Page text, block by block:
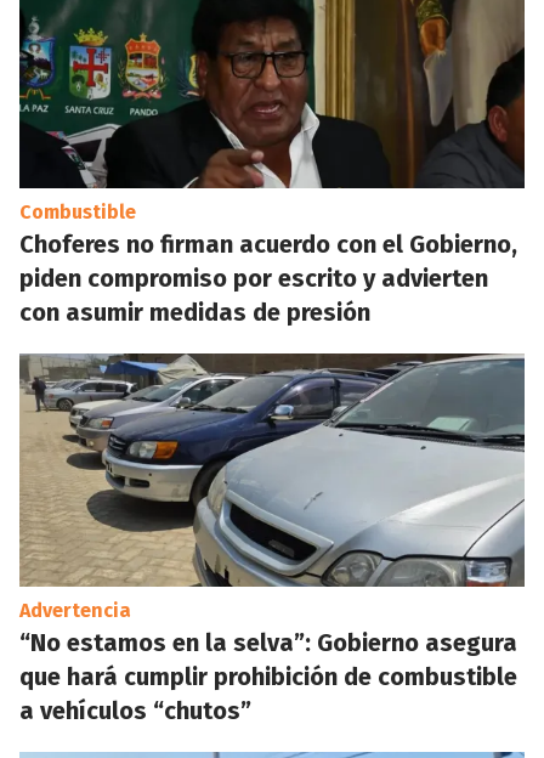
Combustible
Choferes no firman acuerdo con el Gobierno,
piden compromiso por escrito y advierten
con asumir medidas de presión
Advertencia
“No estamos en la selva”: Gobierno asegura
que hará cumplir prohibición de combustible
a vehículos “chutos”